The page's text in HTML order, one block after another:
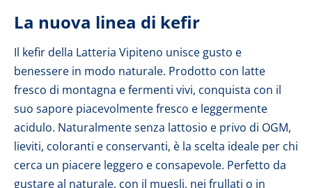
La nuova linea di kefir
Il kefir della Latteria Vipiteno unisce gusto e
benessere in modo naturale. Prodotto con latte
fresco di montagna e fermenti vivi, conquista con il
suo sapore piacevolmente fresco e leggermente
acidulo. Naturalmente senza lattosio e privo di OGM,
lieviti, coloranti e conservanti, è la scelta ideale per chi
cerca un piacere leggero e consapevole. Perfetto da
gustare al naturale, con il muesli, nei frullati o in